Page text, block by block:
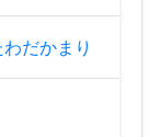
だかまり